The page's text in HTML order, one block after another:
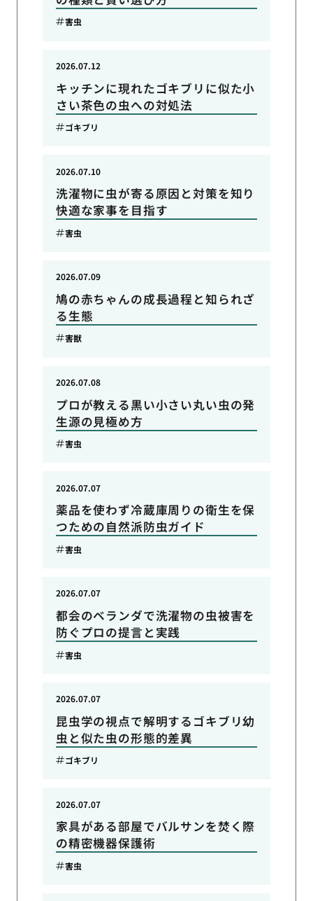
害虫
キッチンに現れたゴキブリに似た小
さい茶色の虫への対処法
2026.07.12
ゴキブリ
洗濯物に虫が寄る原因と対策を知り
快適な家事を目指す
2026.07.10
害虫
鳩の赤ちゃんの成長過程と知られざ
る生態
2026.07.09
害獣
プロが教える黒い小さい丸い虫の発
生源の見極め方
2026.07.08
害虫
薬品を使わず冷蔵庫周りの衛生を保
つための自然派防虫ガイド
2026.07.07
害虫
都会のベランダで洗濯物の虫被害を
防ぐプロの提言と実践
2026.07.07
害虫
昆虫学の視点で解明するゴキブリ幼
虫と似た虫の形態的差異
2026.07.07
ゴキブリ
家具がある部屋でバルサンを焚く際
の精密機器保護術
2026.07.07
害虫